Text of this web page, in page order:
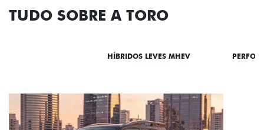
TUDO SOBRE A TORO
HÍBRIDOS LEVES MHEV